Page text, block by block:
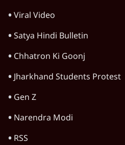
Viral Video
Satya Hindi Bulletin
Chhatron Ki Goonj
Jharkhand Students Protest
Gen Z
Narendra Modi
RSS